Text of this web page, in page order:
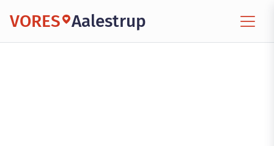
VORES Aalestrup